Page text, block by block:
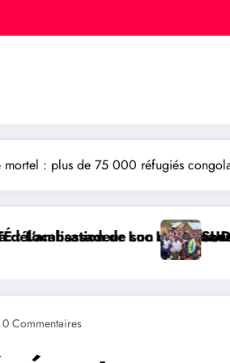
: plus de 75 000 réfugiés
contre le FC Les Aigles du
reçoit une réponse du
SUD-KIVU/ SOCIÉTÉ : Le
0 Commentaires